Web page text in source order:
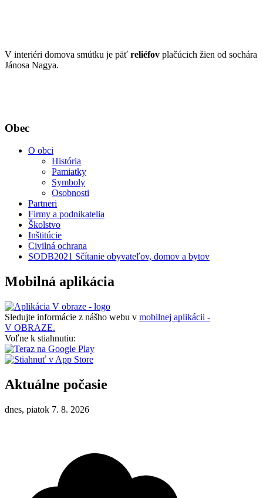
V interiéri domova smútku je päť reliéfov plačúcich žien od sochára
Jánosa Nagya.
Obec
O obci
História
Pamiatky
Symboly
Osobnosti
Partneri
Firmy a podnikatelia
Školstvo
Inštitúcie
Civilná ochrana
SODB2021 Sčítanie obyvateľov, domov a bytov
Mobilná aplikácia
Sledujte informácie z nášho webu v mobilnej aplikácii -
V OBRAZE.
Voľne k stiahnutiu:
Aktuálne počasie
dnes, piatok 7. 8. 2026